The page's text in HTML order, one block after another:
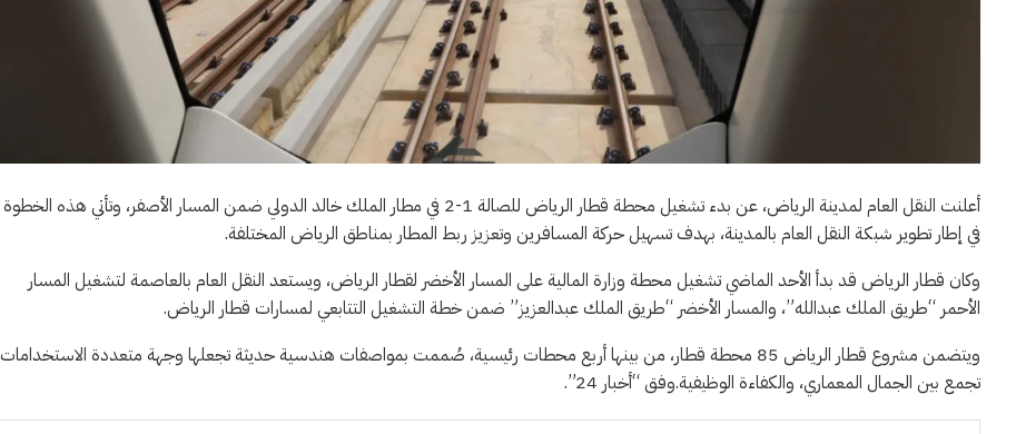
أعلنت النقل العام لمدينة الرياض، عن بدء تشغيل محطة قطار الرياض للصالة 1-2 في مطار الملك خالد الدولي ضمن المسار الأصفر، وتأتي هذه الخطوة
في إطار تطوير شبكة النقل العام بالمدينة، بهدف تسهيل حركة المسافرين وتعزيز ربط المطار بمناطق الرياض المختلفة.
وكان قطار الرياض قد بدأ الأحد الماضي تشغيل محطة وزارة المالية على المسار الأخضر لقطار الرياض، ويستعد النقل العام بالعاصمة لتشغيل المسار
الأحمر “طريق الملك عبدالله”، والمسار الأخضر “طريق الملك عبدالعزيز” ضمن خطة التشغيل التتابعي لمسارات قطار الرياض.
ويتضمن مشروع قطار الرياض 85 محطة قطار، من بينها أربع محطات رئيسية، صُممت بمواصفات هندسية حديثة تجعلها وجهة متعددة الاستخدامات
تجمع بين الجمال المعماري، والكفاءة الوظيفية.وفق “أخبار 24”.